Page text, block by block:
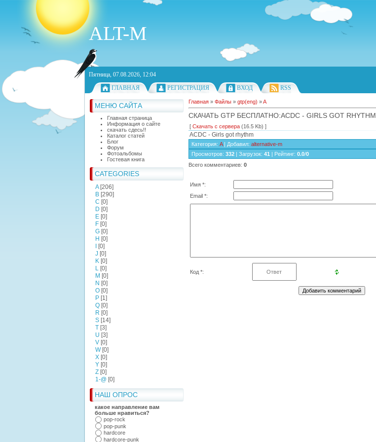
ALT-M
Пятница, 07.08.2026, 12:04
ГЛАВНАЯ
РЕГИСТРАЦИЯ ВХОД RSS
МЕНЮ САЙТА
Главная страница
Информация о сайте
скачать сдесь!!
Каталог статей
Блог
Форум
Фотоальбомы
Гостевая книга
CATEGORIES
A [206]
B [290]
C [0]
D [0]
E [0]
F [0]
G [0]
H [0]
[0]
J [0]
K [0]
L [0]
M [0]
N [0]
O [0]
P [1]
Q [0]
R [0]
S [14]
T [3]
U [3]
V [0]
W [0]
X [0]
Y [0]
Z [0]
1-@ [0]
НАШ ОПРОС
какое направление вам
больше нравиться?
pop-rock
pop-punk
hardcore
hardcore-punk
Главная » Файлы » gtp(eng) »A
СКАЧАТЬ GTP БЕСПЛАТНО:ACDC - GIRLS GOT RHYTHM
[ Скачать с сервера (16.5 Kb) ]
ACDC - Girls got rhythm
Категория: A| Добавил: alternative-m
Просмотров: 332 | Загрузок: 41 | Рейтинг: 0.0/0
Всего комментариев: 0
Имя *:
Email *:
Код *: